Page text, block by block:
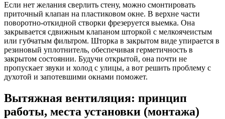
Если нет желания сверлить стену, можно смонтировать
приточный клапан на пластиковом окне. В верхне части
поворотно-откидной створки фрезеруется выемка. Она
закрывается сдвижным клапаном шторкой с мелкоячеистым
или губчатым фильтром. Шторка в закрытом виде упирается в
резиновый уплотнитель, обеспечивая герметичность в
закрытом состоянии. Будучи открытой, она почти не
пропускает звуки и холод с улицы, а вот решить проблему с
духотой и запотевшими окнами поможет.
Вытяжная вентиляция: принцип
работы, места установки (монтажа)